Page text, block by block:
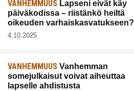
VANHEMMUUS Lapseni eivät käy
päiväkodissa – riistänkö heiltä
oikeuden varhaiskasvatukseen?
4.10.2025
VANHEMMUUS Vanhemman
somejulkaisut voivat aiheuttaa
lapselle ahdistusta